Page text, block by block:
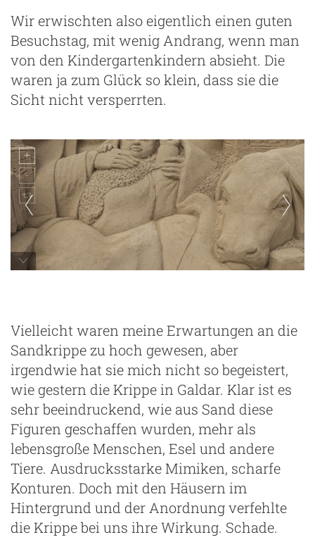
Wir erwischten also eigentlich einen guten
Besuchstag, mit wenig Andrang, wenn man
von den Kindergartenkindern absieht. Die
waren ja zum Glück so klein, dass sie die
Sicht nicht versperrten.
Vielleicht waren meine Erwartungen an die
Sandkrippe zu hoch gewesen, aber
irgendwie hat sie mich nicht so begeistert,
wie gestern die Krippe in Galdar. Klar ist es
sehr beeindruckend, wie aus Sand diese
Figuren geschaffen wurden, mehr als
lebensgroße Menschen, Esel und andere
Tiere. Ausdrucksstarke Mimiken, scharfe
Konturen. Doch mit den Häusern im
Hintergrund und der Anordnung verfehlte
die Krippe bei uns ihre Wirkung. Schade.